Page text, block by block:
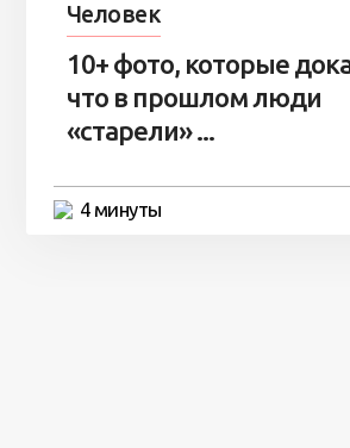
Человек
10+ фото, которые
что в прошлом люди
«старели» ...
4 минуты